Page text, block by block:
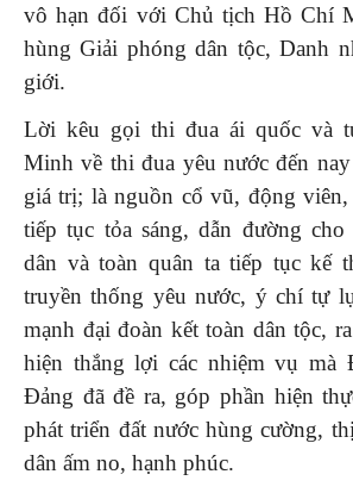
vô hạn đối với Chủ tịch Hồ Chí
hùng Giải phóng dân tộc, Danh
giới.
Lời kêu gọi thi đua ái quốc và
Minh về thi đua yêu nước đến
giá trị; là nguồn cổ vũ, động
tiếp tục tỏa sáng, dẫn đường
dân và toàn quân ta tiếp tục kế
truyền thống yêu nước, ý chí tự
mạnh đại đoàn kết toàn dân tộc,
hiện thắng lợi các nhiệm vụ
Đảng đã đề ra, góp phần hiện
phát triển đất nước hùng cường,
dân ấm no, hạnh phúc.